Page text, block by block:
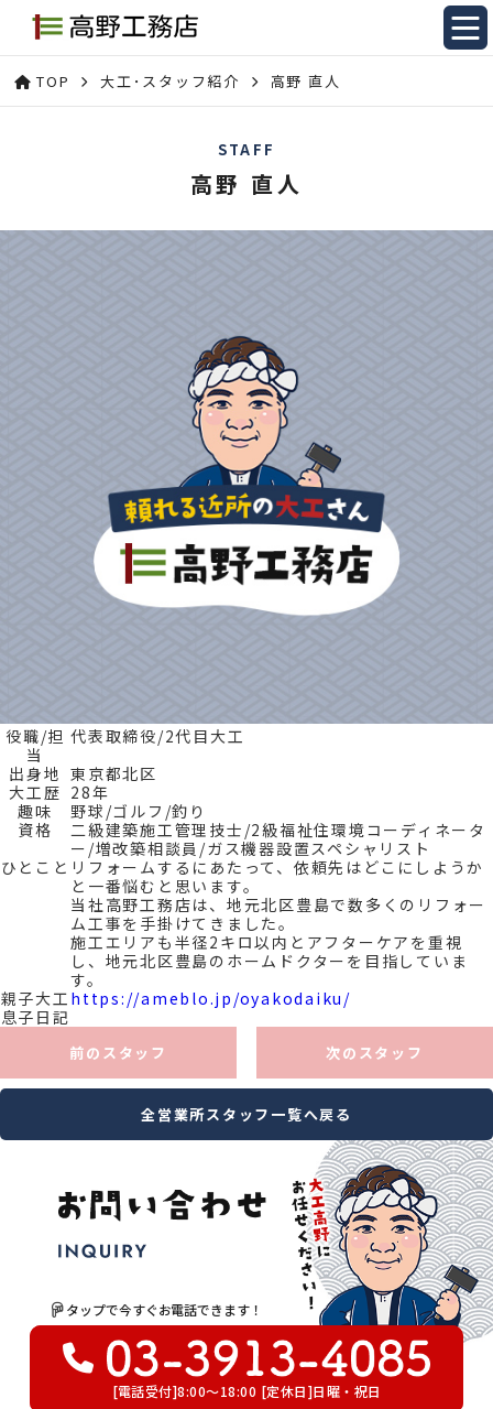
TOP 大工･スタッフ紹介 高野 直人
STAFF
高野 直人
役職/担
当
代表取締役/2代目大工
出身地 東京都北区
大工歴 28年
趣味
野球/ゴルフ/釣り
資格
二級建築施工管理技士/2級福祉住環境コーディネータ
ー/増改築相談員/ガス機器設置スペシャリスト
ひとこと リフォームするにあたって、依頼先はどこにしようか
と一番悩むと思います。
当社高野工務店は、地元北区豊島で数多くのリフォー
ム工事を手掛けてきました。
施工エリアも半径2キロ以内とアフターケアを重視
し、地元北区豊島のホームドクターを目指していま
す。
親子大工
息子日記
https://ameblo.jp/oyakodaiku/
前のスタッフ 次のスタッフ
全営業所スタッフ一覧へ戻る
タップで今すぐお電話できます！
[電話受付]8:00～18:00 [定休日]日曜・祝日